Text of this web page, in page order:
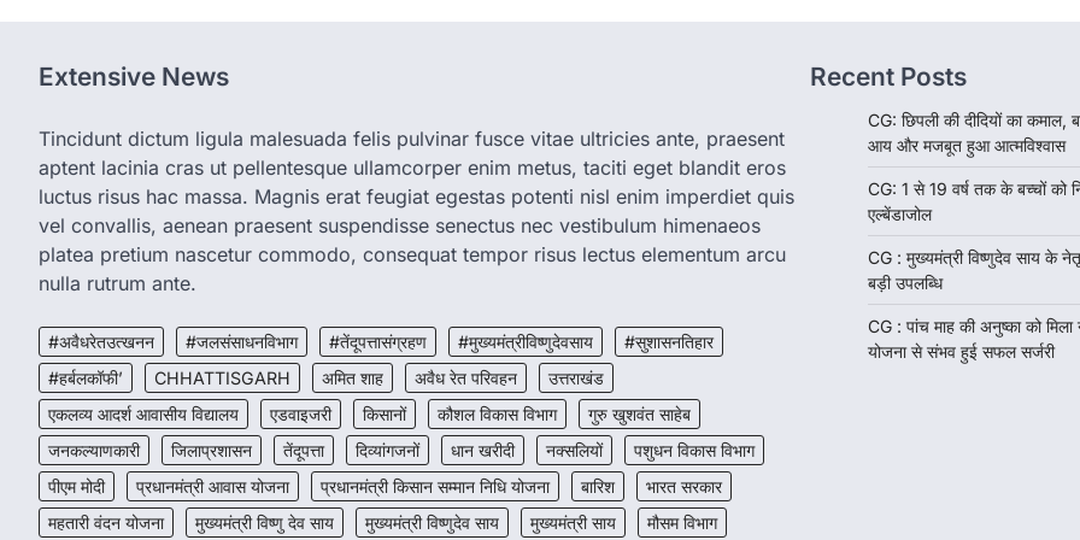
Extensive News
Tincidunt dictum ligula malesuada felis pulvinar fusce vitae ultricies ante, praesent
aptent lacinia cras ut pellentesque ullamcorper enim metus, taciti eget blandit eros
luctus risus hac massa. Magnis erat feugiat egestas potenti nisl enim imperdiet quis
vel convallis, aenean praesent suspendisse senectus nec vestibulum himenaeos
platea pretium nascetur commodo, consequat tempor risus lectus elementum arcu
nulla rutrum ante.
#अवैधरेतउत्खनन #जलसंसाधनविभाग #तेंदूपत्तासंग्रहण #मुख्यमंत्रीविष्णुदेवसाय
#सुशासनतिहार
#हर्बलकॉफी’
CHHATTISGARH अमित शाह अवैध रेत परिवहन
उत्तराखंड
एकलव्य आदर्श आवासीय विद्यालय
एडवाइजरी किसानों कौशल विकास विभाग
गुरु खुशवंत साहेब
जनकल्याणकारी
जिलाप्रशासन तेंदूपत्ता दिव्यांगजनों धान खरीदी नक्सलियों
पशुधन विकास विभाग
पीएम मोदी
प्रधानमंत्री आवास योजना प्रधानमंत्री किसान सम्मान निधि योजना बारिश
भारत सरकार
महतारी वंदन योजना
मुख्यमंत्री विष्णु देव साय मुख्यमंत्री विष्णुदेव साय मुख्यमंत्री साय मौसम विभाग
Recent Posts
CG: छिपली की दीदियों का कमाल,
आय और मजबूत हुआ आत्मविश्वास
CG: 1 से 19 वर्ष तक के बच्चों को
एल्बेंडाजोल
CG : मुख्यमंत्री विष्णुदेव साय के
बड़ी उपलब्धि
CG : पांच माह की अनुष्का को मिला
योजना से संभव हुई सफल सर्जरी